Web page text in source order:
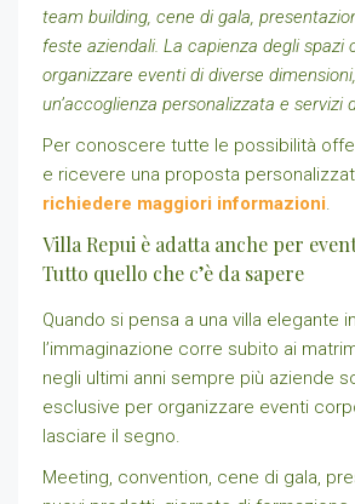
team building, cene di gala,
feste aziendali. La capienza degli spazi
organizzare eventi di diverse
un’accoglienza personalizzata e servizi
Per conoscere tutte le possibilità
e ricevere una proposta
richiedere maggiori informazioni.
Villa Repui è adatta anche per
Tutto quello che c’è da sapere
Quando si pensa a una villa elegante
l’immaginazione corre subito ai
negli ultimi anni sempre più aziende
esclusive per organizzare eventi
lasciare il segno.
Meeting, convention, cene di gala,